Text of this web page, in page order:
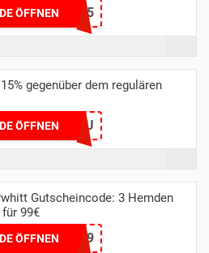
ÖFFNEN
SPAREN15
gegenüber dem regulären
ÖFFNEN
HELLO15EU
Gutscheincode: 3 Hemden
99€
ÖFFNEN
HEMDEN99